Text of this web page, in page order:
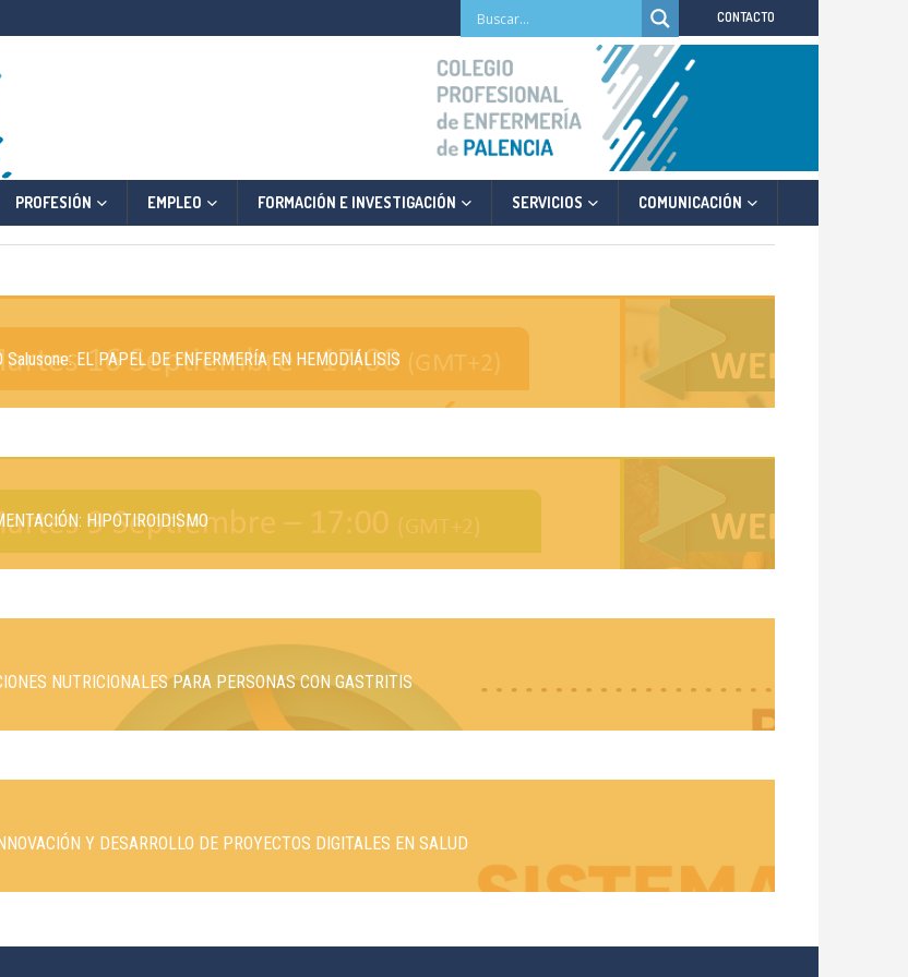
CONTACTO
PROFESIÓN EMPLEO FORMACIÓN E INVESTIGACIÓN SERVICIOS COMUNICACIÓN
EL PAPEL DE ENFERMERÍA EN HEMODIÁLISIS
HIPOTIROIDISMO
NUTRICIONALES PARA PERSONAS CON GASTRITIS
Y DESARROLLO DE PROYECTOS DIGITALES EN SALUD